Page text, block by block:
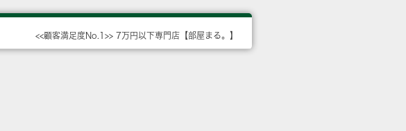
<<顧客満足度No.1>> 7万円以下専門店【部屋まる。】